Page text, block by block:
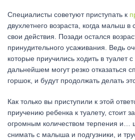
Специалисты советуют приступать к
двухлетнего возраста, когда малыш в
свои действия. Позади остался
принудительного усаживания. Ведь
которые приучились ходить в туалет
дальнейшем могут резко отказаться
горшок, и будут продолжать делать
Как только вы приступили к этой
приучению ребенка к туалету, стоит
огромным количеством терпения и…
снимать с малыша и подгузники, и